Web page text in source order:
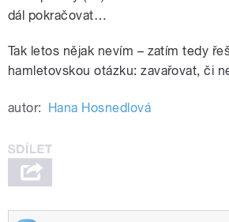
dál pokračovat…
Tak letos nějak nevím – zatím tedy
hamletovskou otázku: zavařovat, či
autor: Hana Hosnedlová